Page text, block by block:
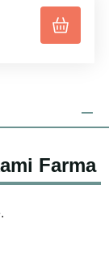
Farma